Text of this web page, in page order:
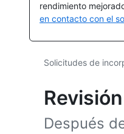
rendimiento
en contacto con el
Solicitudes de
Después